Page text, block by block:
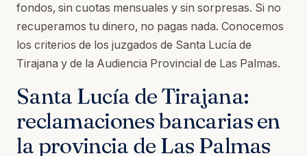
fondos, sin cuotas mensuales y sin sorpresas. Si no
recuperamos tu dinero, no pagas nada. Conocemos
los criterios de los juzgados de Santa Lucía de
Tirajana y de la Audiencia Provincial de Las Palmas.
Santa Lucía de Tirajana:
reclamaciones bancarias en
la provincia de Las Palmas